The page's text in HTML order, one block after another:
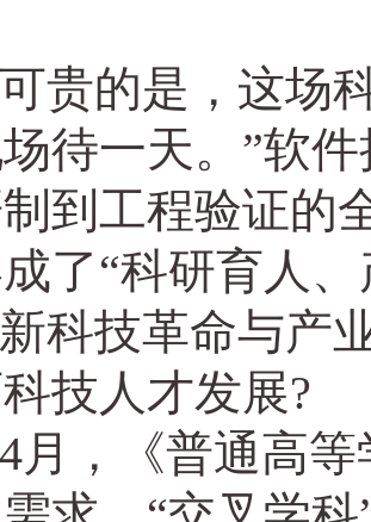
贵的是，这场
待一天。”软
到工程验证的
了“科研育人
科技革命与产
技人才发展?
月，《普通高